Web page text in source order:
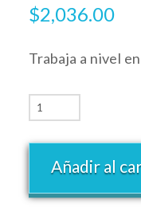
$2,036.00
Trabaja a nivel
Añadir al